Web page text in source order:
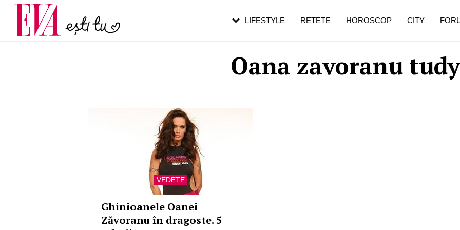
Oana zavoranu tudy
VEDETE
Ghinioanele Oanei
Zăvoranu în dragoste. 5
LIFESTYLE RETETE HOROSCOP CITY
Carieră
Actualitate
pe măsură ce înaintezi în vârstă
de dureroasă este investigația